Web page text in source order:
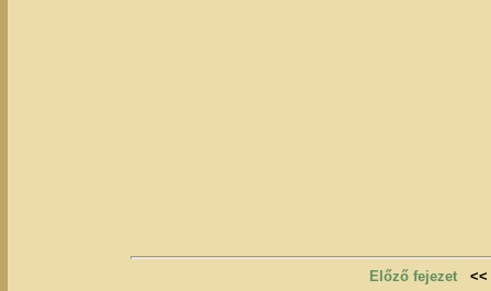
Előző fejezet <<